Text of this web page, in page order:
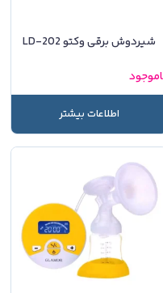
شیردوش برقی وکتو LD-202
اطلاعات بیشتر